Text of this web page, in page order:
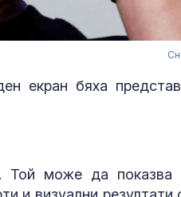
екран бяха
Той може да показва